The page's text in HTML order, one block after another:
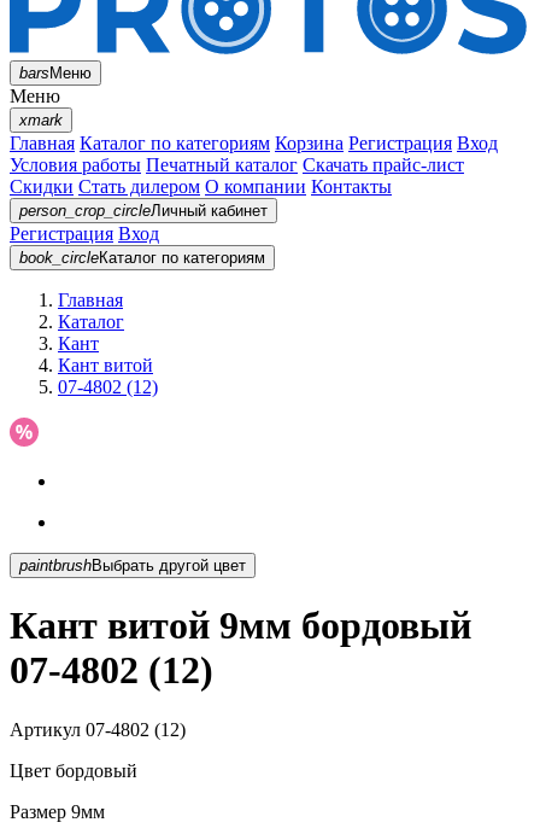
barsМеню
Меню
xmark
Главная Каталог по категориям Корзина Регистрация Вход
Условия работы Печатный каталог Скачать прайс-лист
Скидки Стать дилером О компании Контакты
person_crop_circleЛичный кабинет
Регистрация Вход
book_circleКаталог по категориям
Главная
Каталог
Кант
Кант витой
07-4802 (12)
paintbrush Выбрать другой цвет
Кант витой 9мм бордовый
07-4802 (12)
Артикул 07-4802 (12)
Цвет бордовый
Размер 9мм